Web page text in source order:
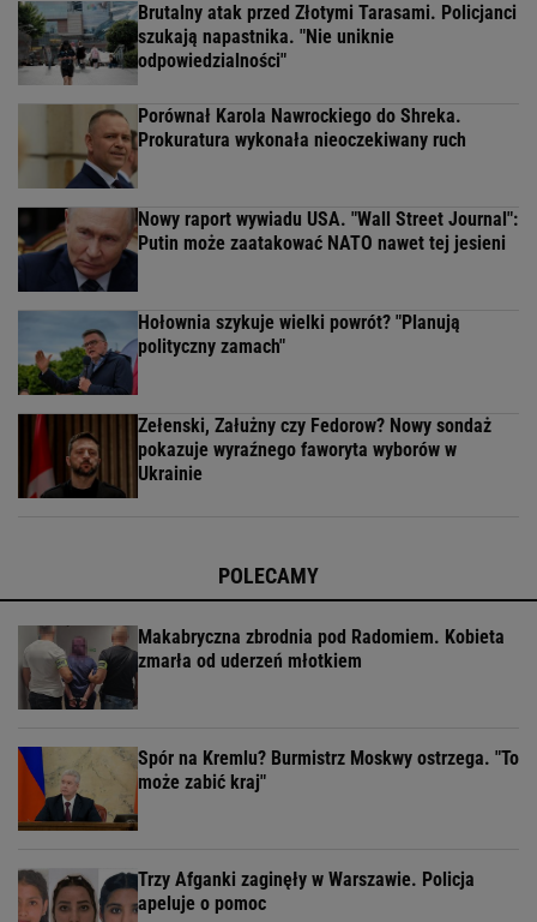
Brutalny atak przed Złotymi Tarasami. Policjanci
szukają napastnika. "Nie uniknie
odpowiedzialności"
Porównał Karola Nawrockiego do Shreka.
Prokuratura wykonała nieoczekiwany ruch
Nowy raport wywiadu USA. "Wall Street Journal":
Putin może zaatakować NATO nawet tej jesieni
Hołownia szykuje wielki powrót? "Planują
polityczny zamach"
Zełenski, Załużny czy Fedorow? Nowy sondaż
pokazuje wyraźnego faworyta wyborów w
Ukrainie
POLECAMY
Makabryczna zbrodnia pod Radomiem. Kobieta
zmarła od uderzeń młotkiem
Spór na Kremlu? Burmistrz Moskwy ostrzega. "To
może zabić kraj"
Trzy Afganki zaginęły w Warszawie. Policja
apeluje o pomoc